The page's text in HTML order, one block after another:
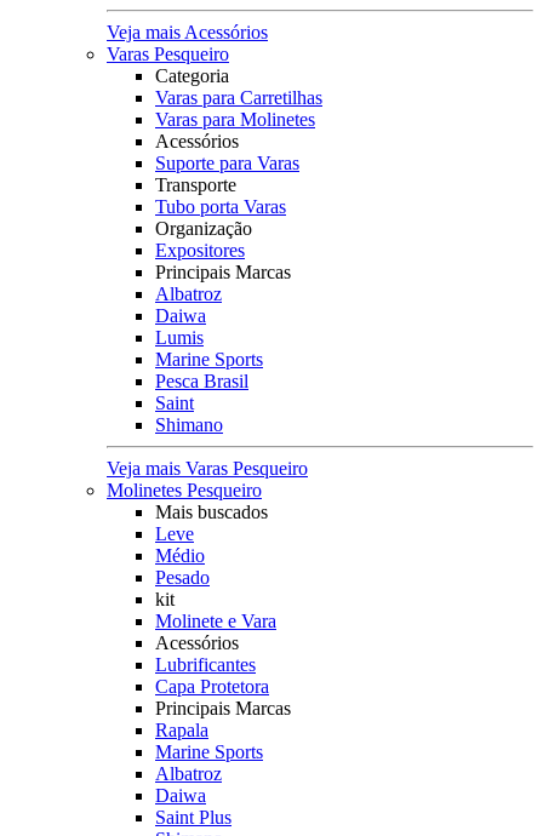
Veja mais Acessórios
Varas Pesqueiro
Categoria
Varas para Carretilhas
Varas para Molinetes
Acessórios
Suporte para Varas
Transporte
Tubo porta Varas
Organização
Expositores
Principais Marcas
Albatroz
Daiwa
Lumis
Marine Sports
Pesca Brasil
Saint
Shimano
Veja mais Varas Pesqueiro
Molinetes Pesqueiro
Mais buscados
Leve
Médio
Pesado
kit
Molinete e Vara
Acessórios
Lubrificantes
Capa Protetora
Principais Marcas
Rapala
Marine Sports
Albatroz
Daiwa
Saint Plus